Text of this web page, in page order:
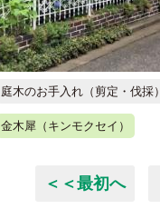
庭木のお手入れ（剪定・伐採）
金木犀（キンモクセイ）
＜＜最初へ